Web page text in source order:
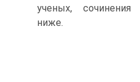
ученых,
ниже.